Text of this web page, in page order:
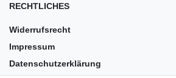
RECHTLICHES
Widerrufsrecht
Impressum
Datenschutzerklärung